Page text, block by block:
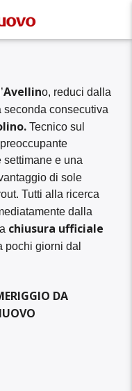
Avellino, reduci dalla
seconda consecutiva
Tecnico sul
e una
di sole
Tutti alla ricerca
dalla
chiusura ufficiale
pochi giorni dal
DA